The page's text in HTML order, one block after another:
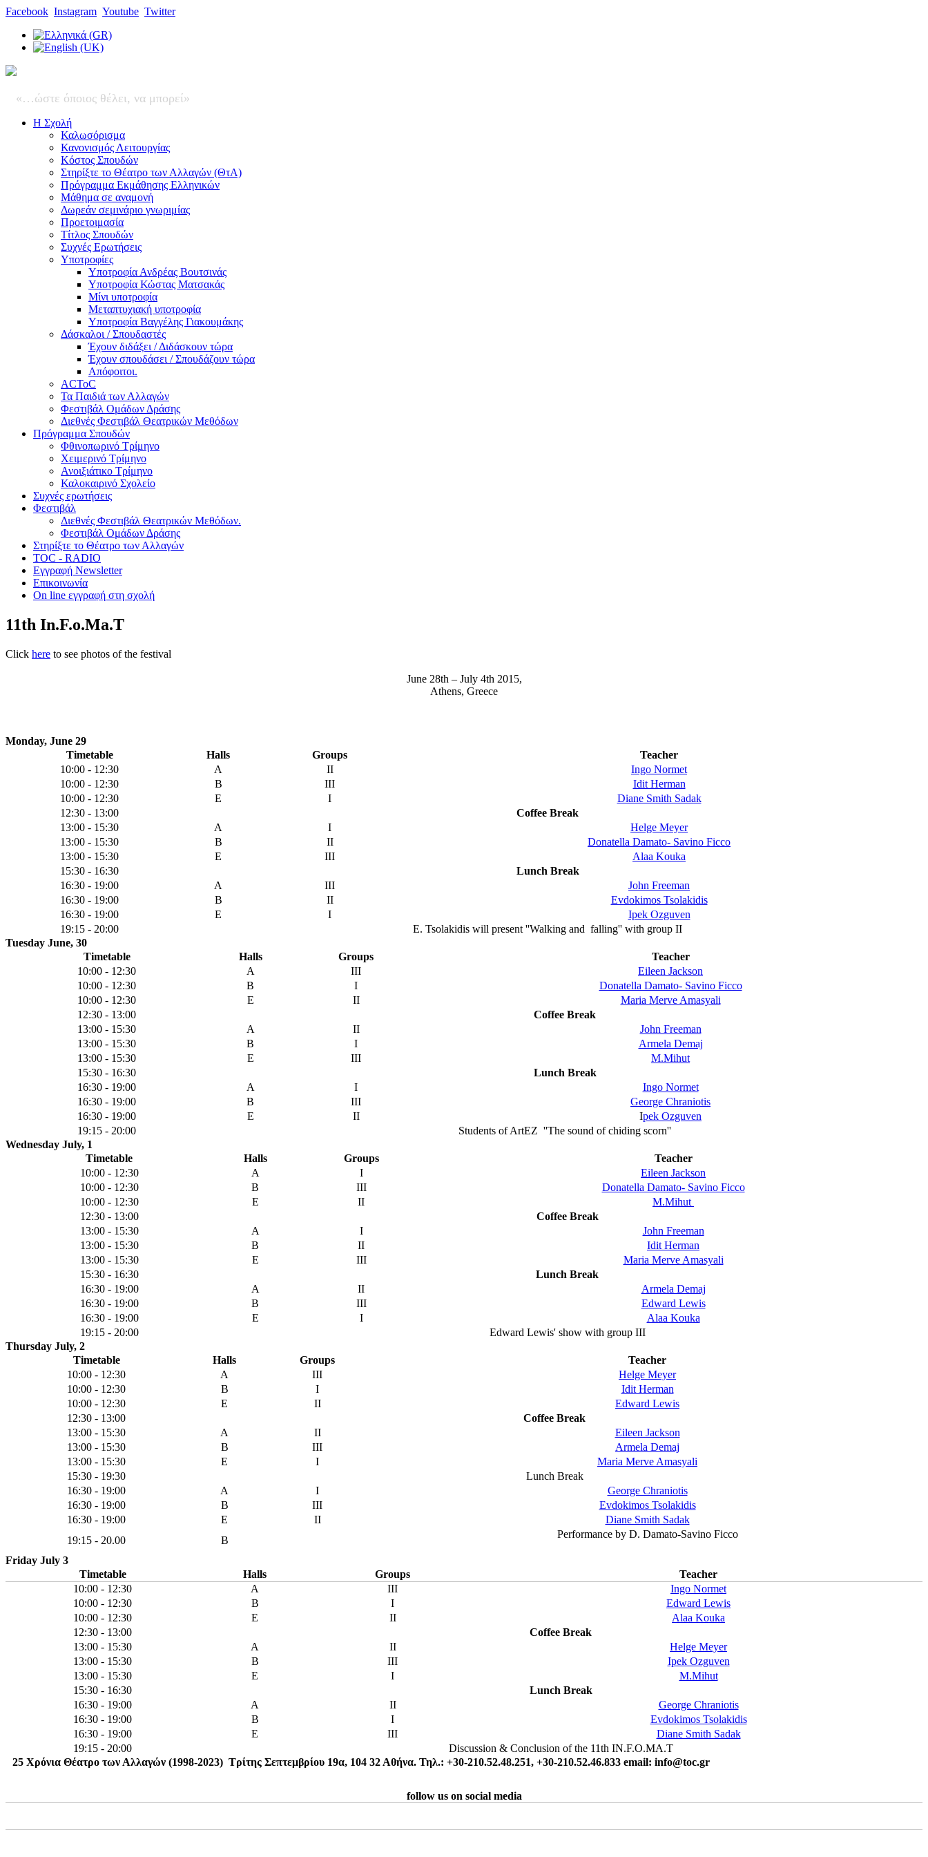
Facebook Instagram Youtube Twitter
«…ώστε όποιος θέλει, να μπορεί»
Η Σχολή
Καλωσόρισμα
Κανονισμός Λειτουργίας
Κόστος Σπουδών
Στηρίξτε το Θέατρο των Αλλαγών (ΘτΑ)
Πρόγραμμα Εκμάθησης Ελληνικών
Μάθημα σε αναμονή
Δωρεάν σεμινάριο γνωριμίας
Προετοιμασία
Τίτλος Σπουδών
Συχνές Ερωτήσεις
Υποτροφίες
Υποτροφία Ανδρέας Βουτσινάς
Υποτροφία Κώστας Ματσακάς
Μίνι υποτροφία
Μεταπτυχιακή υποτροφία
Υποτροφία Βαγγέλης Γιακουμάκης
Δάσκαλοι / Σπουδαστές
Έχουν διδάξει / Διδάσκουν τώρα
Έχουν σπουδάσει / Σπουδάζουν τώρα
Απόφοιτοι.
ACToC
Τα Παιδιά των Αλλαγών
Φεστιβάλ Ομάδων Δράσης
Διεθνές Φεστιβάλ Θεατρικών Μεθόδων
Πρόγραμμα Σπουδών
Φθινοπωρινό Τρίμηνο
Χειμερινό Τρίμηνο
Ανοιξιάτικο Τρίμηνο
Καλοκαιρινό Σχολείο
Συχνές ερωτήσεις
Φεστιβάλ
Διεθνές Φεστιβάλ Θεατρικών Μεθόδων.
Φεστιβάλ Ομάδων Δράσης
Στηρίξτε το Θέατρο των Αλλαγών
TOC - RADIO
Εγγραφή Newsletter
Επικοινωνία
On line εγγραφή στη σχολή
11th In.F.o.Ma.T
Click here to see photos of the festival
June 28th – July 4th 2015,
Athens, Greece
Monday, June 29
Timetable
Halls Groups
Teacher
10:00 - 12:30
A II
Ingo Normet
10:00 - 12:30
B III
Idit Herman
10:00 - 12:30
E I
Diane Smith Sadak
12:30 - 13:00
Coffee Break
13:00 - 15:30
A I
Helge Meyer
13:00 - 15:30
B II
Donatella Damato- Savino Ficco
13:00 - 15:30
E III
Alaa Kouka
15:30 - 16:30
Lunch Break
16:30 - 19:00
A III
John Freeman
16:30 - 19:00
B II
Evdokimos Tsolakidis
16:30 - 19:00
E I
Ipek Ozguven
19:15 - 20:00
E. Tsolakidis will present ''Walking and falling'' with group II
Tuesday June, 30
Timetable
Halls Groups
Teacher
10:00 - 12:30
A III
Eileen Jackson
10:00 - 12:30
B I
Donatella Damato- Savino Ficco
10:00 - 12:30
E II
Maria Merve Amasyali
12:30 - 13:00
Coffee Break
13:00 - 15:30
A II
John Freeman
13:00 - 15:30
B I
Armela Demaj
13:00 - 15:30
E III
M.Mihut
15:30 - 16:30
Lunch Break
16:30 - 19:00
A I
Ingo Normet
16:30 - 19:00
B III
George Chraniotis
16:30 - 19:00
E II Ipek Ozguven
19:15 - 20:00
Students of ArtEZ ''The sound of chiding scorn''
Wednesday July, 1
Timetable
Halls Groups
Teacher
10:00 - 12:30
A I
Eileen Jackson
10:00 - 12:30
B III
Donatella Damato- Savino Ficco
10:00 - 12:30
E II
M.Mihut
12:30 - 13:00
Coffee Break
13:00 - 15:30
A I
John Freeman
13:00 - 15:30
B II
Idit Herman
13:00 - 15:30
E III
Maria Merve Amasyali
15:30 - 16:30
Lunch Break
16:30 - 19:00
A II
Armela Demaj
16:30 - 19:00
B III
Edward Lewis
16:30 - 19:00
E I
Alaa Kouka
19:15 - 20:00
Edward Lewis' show with group III
Thursday July, 2
Timetable
Halls Groups
Teacher
10:00 - 12:30
A III
Helge Meyer
10:00 - 12:30
B I
Idit Herman
10:00 - 12:30
E II
Edward Lewis
12:30 - 13:00
Coffee Break
13:00 - 15:30
A II
Eileen Jackson
13:00 - 15:30
B III
Armela Demaj
13:00 - 15:30
E I
Maria Merve Amasyali
15:30 - 19:30
Lunch Break
16:30 - 19:00
A I
George Chraniotis
16:30 - 19:00
B III
Evdokimos Tsolakidis
16:30 - 19:00
E II
Diane Smith Sadak
19:15 - 20.00
B
Performance by D. Damato-Savino Ficco
Friday July 3
Timetable
Halls Groups
Teacher
10:00 - 12:30
A III
Ingo Normet
10:00 - 12:30
B I
Edward Lewis
10:00 - 12:30
E II
Alaa Kouka
12:30 - 13:00
Coffee Break
13:00 - 15:30
A II
Helge Meyer
13:00 - 15:30
B III
Ipek Ozguven
13:00 - 15:30
E I
M.Mihut
15:30 - 16:30
Lunch Break
16:30 - 19:00
A II
George Chraniotis
16:30 - 19:00
B I
Evdokimos Tsolakidis
16:30 - 19:00
E III
Diane Smith Sadak
19:15 - 20:00
Discussion & Conclusion of the 11th IN.F.O.MA.T
25 Χρόνια Θέατρο των Αλλαγών (1998-2023) Τρίτης Σεπτεμβρίου 19α, 104 32 Αθήνα. Τηλ.: +30-210.52.48.251, +30-210.52.46.833 email: info@toc.gr
follow us on social media